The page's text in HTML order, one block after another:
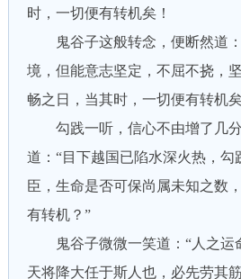
时，一切便有转机矣！
鬼谷子这般转念，便断然道：
境，但能意志坚定，不屈不挠，
畅之日，当其时，一切便有转机
勾践一听，信心不由增了几分
道：“目下越国已陷水深火热，勾
臣，生命是否可保尚属未知之数
有转机？”
鬼谷子微微一笑道：“人之运
天将降大任于斯人也，必先劳其